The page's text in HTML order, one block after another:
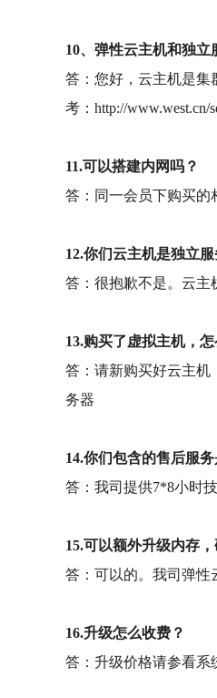
10、弹性云主机和独立
答：您好，云主机是集
考：http://www.west.cn/
11.可以搭建内网吗？
答：同一会员下购买的
12.你们云主机是独立服
答：很抱歉不是。云主
13.购买了虚拟主机，
答：请新购买好云主机
务器
14.你们包含的售后服务
答：我司提供7*8小时
15.可以额外升级内存
答：可以的。我司弹性
16.升级怎么收费？
答：升级价格请参看系